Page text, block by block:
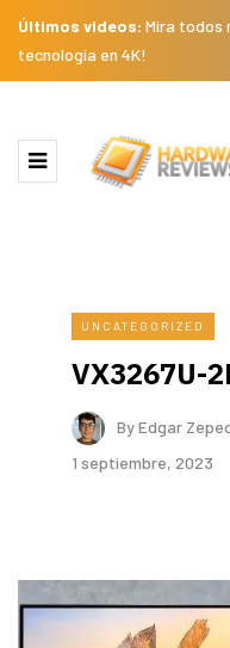
Últimos videos: Mira todos
tecnología en 4K!
UNCATEGORIZED
VX3267U-
ByEdgar
1 septiembre, 2023